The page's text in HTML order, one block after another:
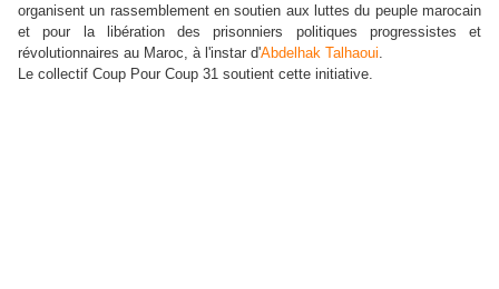
organisent un rassemblement en soutien aux luttes du peuple marocain
et pour la libération des prisonniers politiques progressistes et
révolutionnaires au Maroc, à l'instar d'Abdelhak Talhaoui.
Le collectif Coup Pour Coup 31 soutient cette initiative.